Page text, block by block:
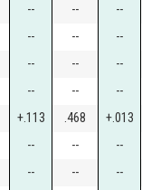
-- -- --
-- -- --
-- -- --
-- -- --
+.113 .468 +.013
-- -- --
-- -- --